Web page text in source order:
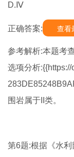
D.Ⅳ
正确答案: 查看
参考解析:本题考
选项分析
围岩属于II类。
第6题:根据《水